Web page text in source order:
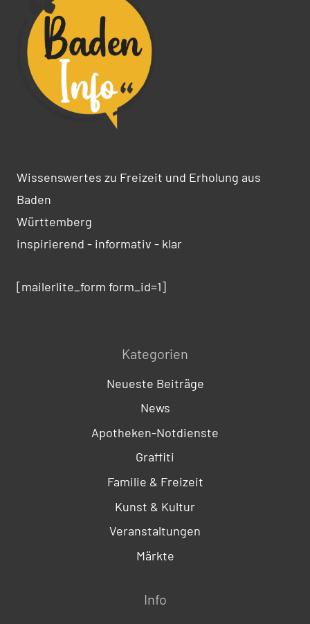
Wissenswertes zu Freizeit und Erholung aus
Baden
Württemberg
inspirierend - informativ - klar
[mailerlite_form form_id=1]
Kategorien
Neueste Beiträge
News
Apotheken-Notdienste
Graffiti
Familie & Freizeit
Kunst & Kultur
Veranstaltungen
Märkte
Info